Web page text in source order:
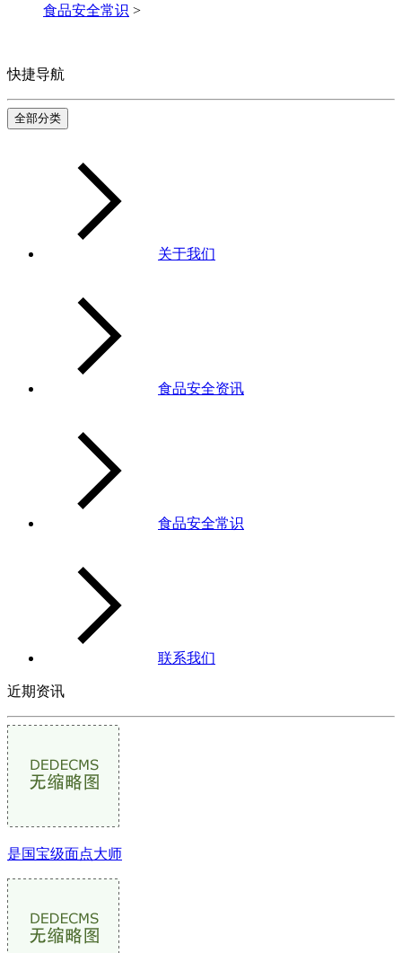
食品安全常识 >
快捷导航
全部分类
关于我们
食品安全资讯
食品安全常识
联系我们
近期资讯
是国宝级面点大师